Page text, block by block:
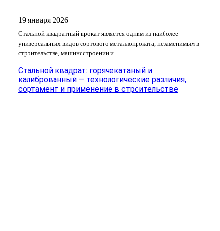
19 января 2026
Стальной квадратный прокат является одним из наиболее
универсальных видов сортового металлопроката, незаменимым в
строительстве, машиностроении и ...
Стальной квадрат: горячекатаный и
калиброванный — технологические различия,
сортамент и применение в строительстве